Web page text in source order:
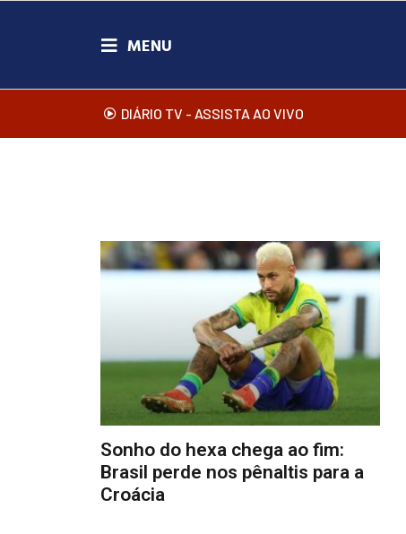
DIÁRIO TV - ASSISTA AO VIVO
Sonho do hexa chega ao fim:
Brasil perde nos pênaltis para a
Croácia